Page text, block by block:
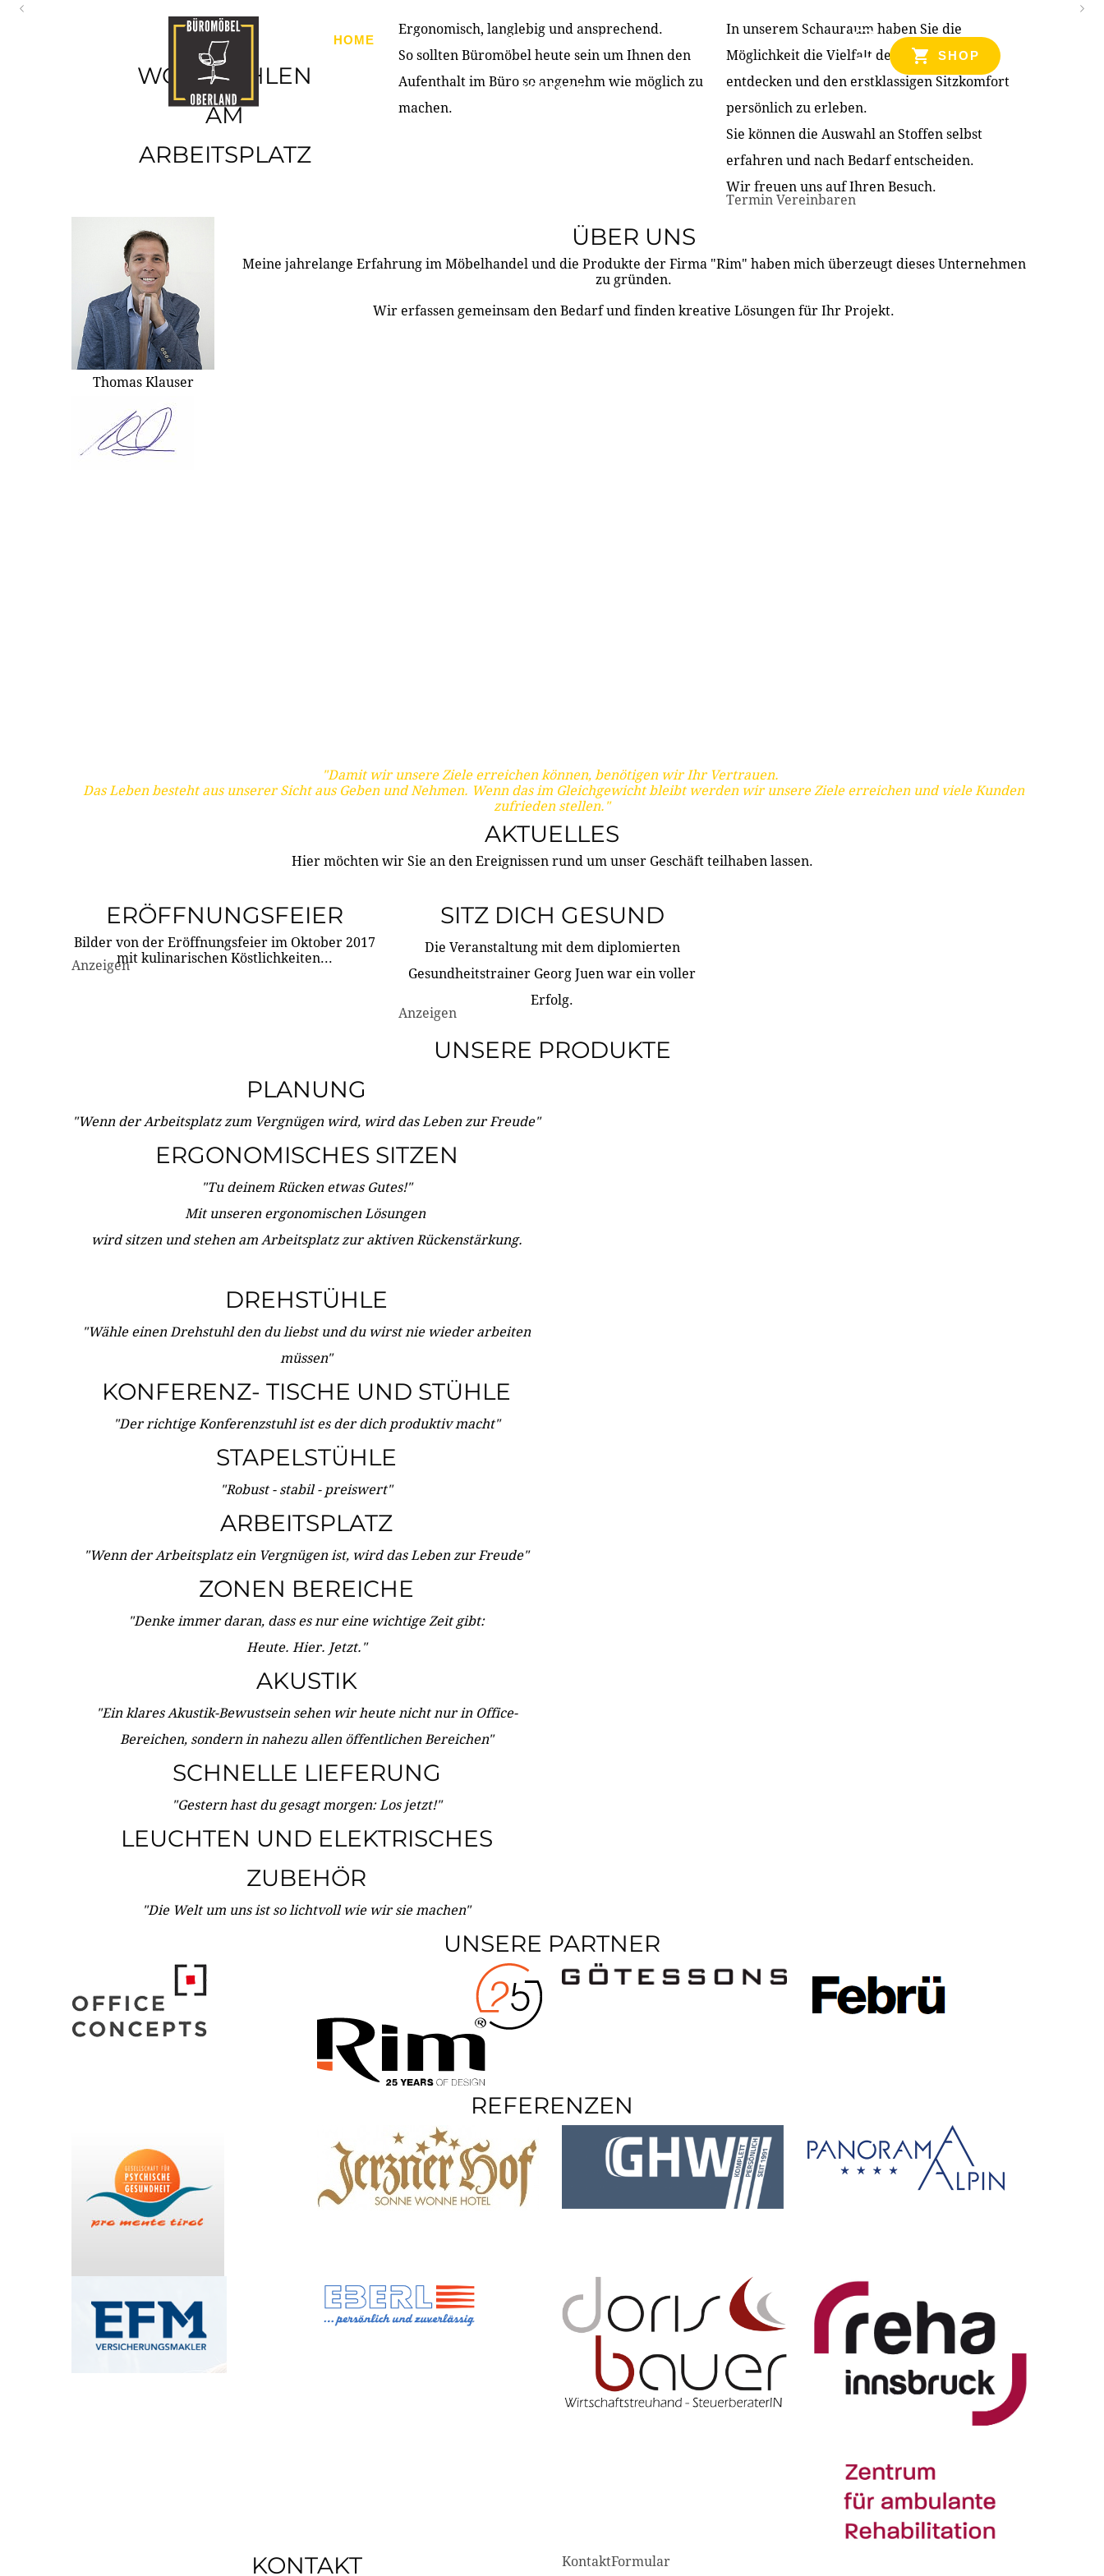
HOME PRODUKTE ÜBER UNS PARTNER & REFERENZEN
KONTAKT
SHOP
WOHLFÜHLEN
AM
ARBEITSPLATZ
Ergonomisch, langlebig und ansprechend.
So sollten Büromöbel heute sein um Ihnen den
Aufenthalt im Büro so angenehm wie möglich zu
machen.
In unserem Schauraum haben Sie die
Möglichkeit die Vielfalt der Produkte zu
entdecken und den erstklassigen Sitzkomfort
persönlich zu erleben.
Sie können die Auswahl an Stoffen selbst
erfahren und nach Bedarf entscheiden.
Wir freuen uns auf Ihren Besuch.
Termin Vereinbaren
Thomas Klauser
ÜBER UNS
Meine jahrelange Erfahrung im Möbelhandel und die Produkte der Firma "Rim" haben mich überzeugt dieses Unternehmen
zu gründen.
Wir erfassen gemeinsam den Bedarf und finden kreative Lösungen für Ihr Projekt.
"Damit wir unsere Ziele erreichen können, benötigen wir Ihr Vertrauen.
Das Leben besteht aus unserer Sicht aus Geben und Nehmen. Wenn das im Gleichgewicht bleibt werden wir unsere Ziele erreichen und viele Kunden
zufrieden stellen."
AKTUELLES
Hier möchten wir Sie an den Ereignissen rund um unser Geschäft teilhaben lassen.
ERÖFFNUNGSFEIER
Bilder von der Eröffnungsfeier im Oktober 2017
mit kulinarischen Köstlichkeiten...
Anzeigen
SITZ DICH GESUND
Die Veranstaltung mit dem diplomierten
Gesundheitstrainer Georg Juen war ein voller
Erfolg.
Anzeigen
UNSERE PRODUKTE
PLANUNG
"Wenn der Arbeitsplatz zum Vergnügen wird, wird das Leben zur Freude"
ERGONOMISCHES SITZEN
"Tu deinem Rücken etwas Gutes!"
Mit unseren ergonomischen Lösungen
wird sitzen und stehen am Arbeitsplatz zur aktiven Rückenstärkung.
DREHSTÜHLE
"Wähle einen Drehstuhl den du liebst und du wirst nie wieder arbeiten
müssen"
KONFERENZ- TISCHE UND STÜHLE
"Der richtige Konferenzstuhl ist es der dich produktiv macht"
STAPELSTÜHLE
"Robust - stabil - preiswert"
ARBEITSPLATZ
"Wenn der Arbeitsplatz ein Vergnügen ist, wird das Leben zur Freude"
ZONEN BEREICHE
"Denke immer daran, dass es nur eine wichtige Zeit gibt:
Heute. Hier. Jetzt."
AKUSTIK
"Ein klares Akustik-Bewustsein sehen wir heute nicht nur in Office-
Bereichen, sondern in nahezu allen öffentlichen Bereichen"
SCHNELLE LIEFERUNG
"Gestern hast du gesagt morgen: Los jetzt!"
LEUCHTEN UND ELEKTRISCHES
ZUBEHÖR
"Die Welt um uns ist so lichtvoll wie wir sie machen"
UNSERE PARTNER
REFERENZEN
KONTAKT KontaktFormular